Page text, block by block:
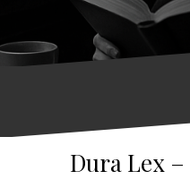
Dura Lex